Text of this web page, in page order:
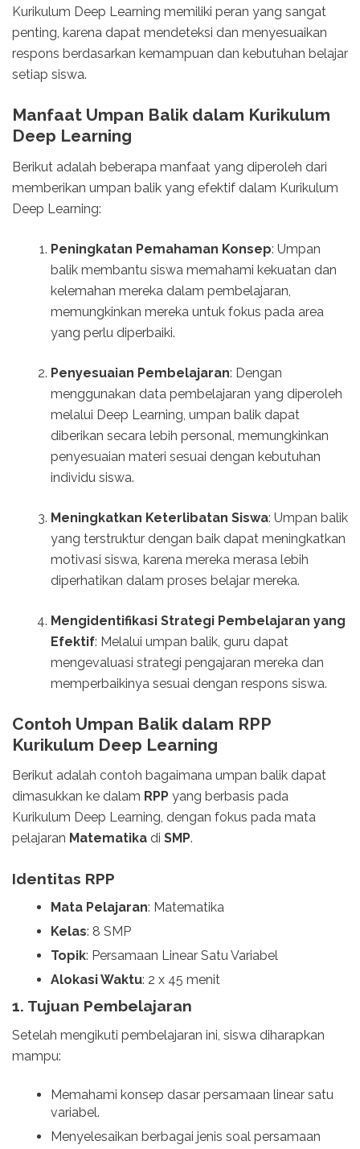
Kurikulum Deep Learning memiliki peran yang sangat
penting, karena dapat mendeteksi dan menyesuaikan
respons berdasarkan kemampuan dan kebutuhan belajar
setiap siswa.
Manfaat Umpan Balik dalam Kurikulum
Deep Learning
Berikut adalah beberapa manfaat yang diperoleh dari
memberikan umpan balik yang efektif dalam Kurikulum
Deep Learning:
Peningkatan Pemahaman Konsep: Umpan
balik membantu siswa memahami kekuatan dan
kelemahan mereka dalam pembelajaran,
memungkinkan mereka untuk fokus pada area
yang perlu diperbaiki.
Penyesuaian Pembelajaran: Dengan
menggunakan data pembelajaran yang diperoleh
melalui Deep Learning, umpan balik dapat
diberikan secara lebih personal, memungkinkan
penyesuaian materi sesuai dengan kebutuhan
individu siswa.
Meningkatkan Keterlibatan Siswa: Umpan balik
yang terstruktur dengan baik dapat meningkatkan
motivasi siswa, karena mereka merasa lebih
diperhatikan dalam proses belajar mereka.
Mengidentifikasi Strategi Pembelajaran yang
Efektif: Melalui umpan balik, guru dapat
mengevaluasi strategi pengajaran mereka dan
memperbaikinya sesuai dengan respons siswa.
Contoh Umpan Balik dalam RPP
Kurikulum Deep Learning
Berikut adalah contoh bagaimana umpan balik dapat
dimasukkan ke dalam RPP yang berbasis pada
Kurikulum Deep Learning, dengan fokus pada mata
pelajaran Matematika di SMP.
Identitas RPP
Mata Pelajaran: Matematika
Kelas: 8 SMP
Topik: Persamaan Linear Satu Variabel
Alokasi Waktu: 2 x 45 menit
1. Tujuan Pembelajaran
Setelah mengikuti pembelajaran ini, siswa diharapkan
mampu:
Memahami konsep dasar persamaan linear satu
variabel.
Menyelesaikan berbagai jenis soal persamaan